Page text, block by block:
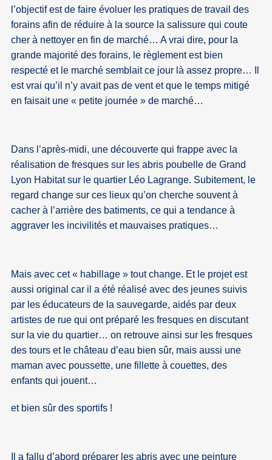
l’objectif est de faire évoluer les pratiques de travail des
forains afin de réduire à la source la salissure qui coute
cher à nettoyer en fin de marché… A vrai dire, pour la
grande majorité des forains, le règlement est bien
respecté et le marché semblait ce jour là assez propre… Il
est vrai qu’il n’y avait pas de vent et que le temps mitigé
en faisait une « petite journée » de marché…
Dans l’après-midi, une découverte qui frappe avec la
réalisation de fresques sur les abris poubelle de Grand
Lyon Habitat sur le quartier Léo Lagrange. Subitement, le
regard change sur ces lieux qu’on cherche souvent à
cacher à l’arrière des batiments, ce qui a tendance à
aggraver les incivilités et mauvaises pratiques…
Mais avec cet « habillage » tout change. Et le projet est
aussi original car il a été réalisé avec des jeunes suivis
par les éducateurs de la sauvegarde, aidés par deux
artistes de rue qui ont préparé les fresques en discutant
sur la vie du quartier… on retrouve ainsi sur les fresques
des tours et le château d’eau bien sûr, mais aussi une
maman avec poussette, une fillette à couettes, des
enfants qui jouent…
et bien sûr des sportifs !
Il a fallu d’abord préparer les abris avec une peinture